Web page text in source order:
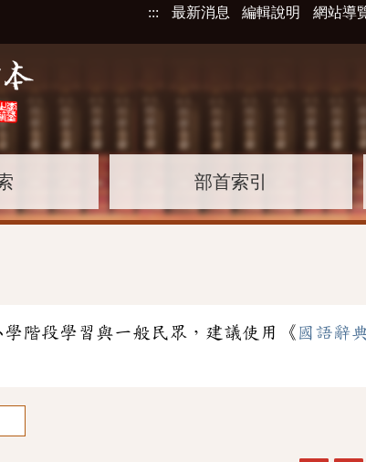
::: 最新消息 編輯說明 網站導
部首索引
學階段學習與一般民眾，建議使用《 國語辭